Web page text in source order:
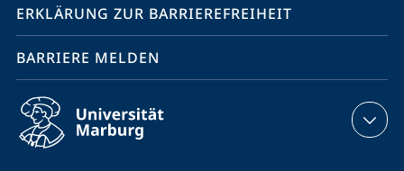
ERKLÄRUNG ZUR BARRIEREFREIHEIT
BARRIERE MELDEN